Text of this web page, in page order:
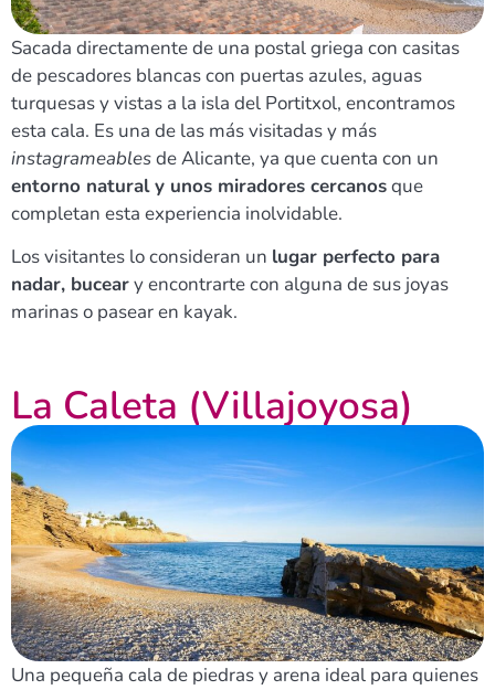
Sacada directamente de una postal griega con casitas
de pescadores blancas con puertas azules, aguas
turquesas y vistas a la isla del Portitxol, encontramos
esta cala. Es una de las más visitadas y más
instagrameablesde Alicante, ya que cuenta con un
entorno natural y unos miradores cercanosque
completan esta experiencia inolvidable.
Los visitantes lo consideran un lugar perfecto para
nadar, buceary encontrarte con alguna de sus joyas
marinas o pasear en kayak.
La Caleta (Villajoyosa)
Una pequeña cala de piedras y arena ideal para quienes